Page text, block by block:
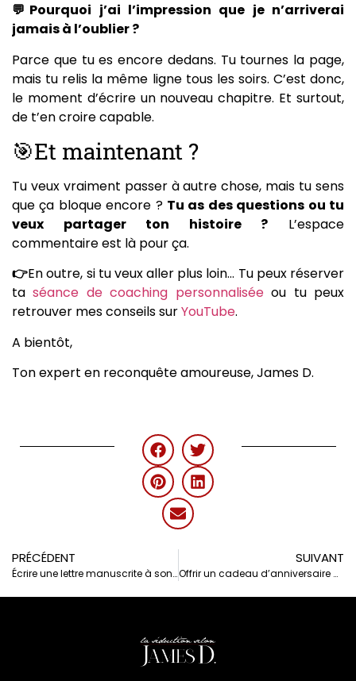
💬Pourquoi j’ai l’impression que je n’arriverai
jamais à l’oublier ?
Parce que tu es encore dedans. Tu tournes la page,
mais tu relis la même ligne tous les soirs. C’est donc,
le moment d’écrire un nouveau chapitre. Et surtout,
de t’en croire capable.
🎯Et maintenant ?
Tu veux vraiment passer à autre chose, mais tu sens
que ça bloque encore ? Tu as des questions ou tu
veux partager ton histoire ? L’espace
commentaire est là pour ça.
👉En outre, si tu veux aller plus loin… Tu peux réserver
taséance de coaching personnaliséeou tu peux
retrouver mes conseils surYouTube.
A bientôt,
Ton expert en reconquête amoureuse, James D.
PRÉCÉDENT
Écrire une lettre manuscrite à son ex – ça marche ou pas ?
SUIVANT
Offrir un cadeau d’anniversaire à son ex – Bonne idée ou erreur ?